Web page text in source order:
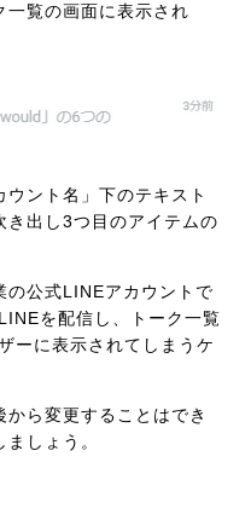
一覧の画面に表示され
ント名」下のテキスト
き出し3つ目のアイテムの
の公式LINEアカウントで
を配信し、トーク一覧
ーに表示されてしまうケ
ら変更することはでき
しょう。